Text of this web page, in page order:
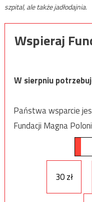
szpital, ale także jadłodajnia.
Wspieraj
W sierpniu
Państwa wsparcie
Fundacji Magna
30 zł